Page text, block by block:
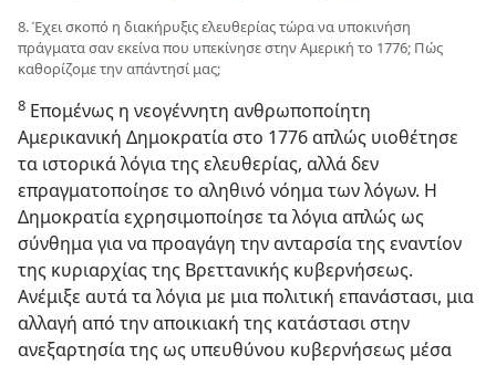
8. Έχει σκοπό η διακήρυξις ελευθερίας τώρα να υποκινήση
πράγματα σαν εκείνα που υπεκίνησε στην Αμερική το 1776; Πώς
καθορίζομε την απάντησί μας;
8 Επομένως η νεογέννητη ανθρωποποίητη
Αμερικανική Δημοκρατία στο 1776 απλώς υιοθέτησε
τα ιστορικά λόγια της ελευθερίας, αλλά δεν
επραγματοποίησε το αληθινό νόημα των λόγων. Η
Δημοκρατία εχρησιμοποίησε τα λόγια απλώς ως
σύνθημα για να προαγάγη την ανταρσία της εναντίον
της κυριαρχίας της Βρεττανικής κυβερνήσεως.
Ανέμιξε αυτά τα λόγια με μια πολιτική επανάστασι, μια
αλλαγή από την αποικιακή της κατάστασι στην
ανεξαρτησία της ως υπευθύνου κυβερνήσεως μέσα